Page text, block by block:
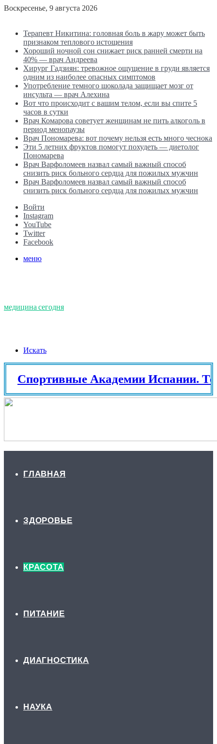
Воскресенье, 9 августа 2026
Терапевт Никитина: головная боль в жару может быть
признаком теплового истощения
Хороший ночной сон снижает риск ранней смерти на
40% — врач Андреева
Хирург Гадзиян: тревожное ощущение в груди является
одним из наиболее опасных симптомов
Употребление темного шоколада защищает мозг от
инсульта — врач Алехина
Вот что происходит с вашим телом, если вы спите 5
часов в сутки
Врач Комарова советует женщинам не пить алкоголь в
период менопаузы
Врач Пономарева: вот почему нельзя есть много чеснока
Эти 5 летних фруктов помогут похудеть — диетолог
Пономарева
Врач Варфоломеев назвал самый важный способ
снизить риск больного сердца для пожилых мужчин
Врач Варфоломеев назвал самый важный способ
снизить риск больного сердца для пожилых мужчин
Войти
Instagram
YouTube
Twitter
Facebook
меню
медицина сегодня
Искать
Академии Испании.
ГЛАВНАЯ
ЗДОРОВЬЕ
КРАСОТА
ПИТАНИЕ
ДИАГНОСТИКА
НАУКА